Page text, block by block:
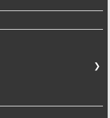
❯